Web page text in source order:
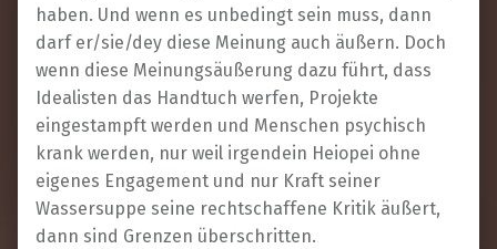
haben. Und wenn es unbedingt sein muss, dann
darf er/sie/dey diese Meinung auch äußern. Doch
wenn diese Meinungsäußerung dazu führt, dass
Idealisten das Handtuch werfen, Projekte
eingestampft werden und Menschen psychisch
krank werden, nur weil irgendein Heiopei ohne
eigenes Engagement und nur Kraft seiner
Wassersuppe seine rechtschaffene Kritik äußert,
dann sind Grenzen überschritten.